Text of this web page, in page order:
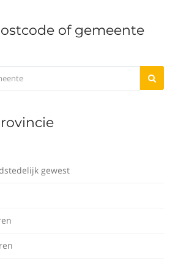
of gemeente
gewest